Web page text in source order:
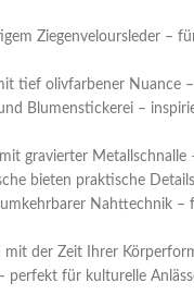
Ziegenveloursleder –
tief olivfarbener Nuance
Blumenstickerei –
gravierter
bieten praktische
Nahttechnik –
mit der Zeit Ihrer
perfekt für kulturelle